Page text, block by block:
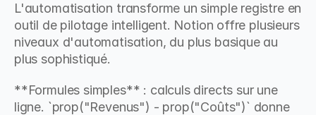
L'automatisation transforme un simple registre en
outil de pilotage intelligent. Notion offre plusieurs
niveaux d'automatisation, du plus basique au
plus sophistiqué.
**Formules simples** : calculs directs sur une
ligne. `prop("Revenus") - prop("Coûts")` donne